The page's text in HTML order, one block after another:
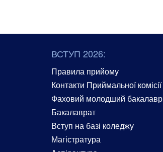
ВСТУП 2026:
Правила прийому
Контакти Приймальної комісії
Фаховий молодший бакалавр
Бакалаврат
Вступ на базі коледжу
Магістратура